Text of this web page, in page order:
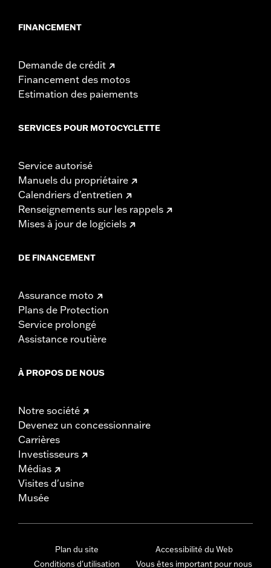
FINANCEMENT
Demande de crédit
Financement des motos
Estimation des paiements
SERVICES POUR MOTOCYCLETTE
Service autorisé
Manuels du propriétaire
Calendriers d'entretien
Renseignements sur les rappels
Mises à jour de logiciels
DE FINANCEMENT
Assurance moto
Plans de Protection
Service prolongé
Assistance routière
À PROPOS DE NOUS
Notre société
Devenez un concessionnaire
Carrières
Investisseurs
Médias
Visites d'usine
Musée
Plan du site
Conditions d'utilisation
Accessibilité du Web
Vous êtes important pour nous